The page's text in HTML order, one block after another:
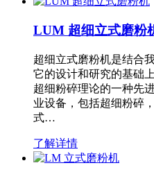
LUM 超细立式磨粉
超细立式磨粉机是结合
它的设计和研究的基础
超细粉碎理论的一种先
业设备，包括超细粉碎
式…
了解详情